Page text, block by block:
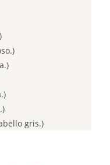
gris.)